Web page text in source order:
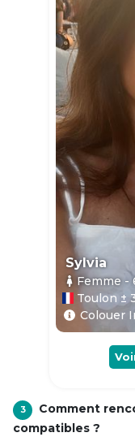
Sylvia
Femme -
Toulon ±
Colouer
3
Comment
compatibles ?